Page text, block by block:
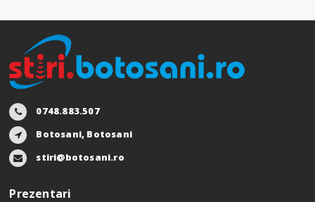
0748.883.507
Botosani, Botosani
stiri@botosani.ro
Prezentari